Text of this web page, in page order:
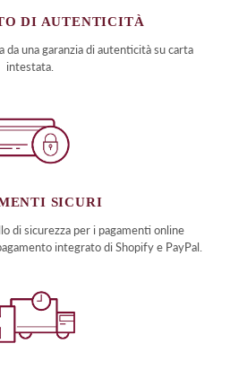
DI AUTENTICITÀ
da una garanzia di autenticità su carta
intestata.
SICURI
di sicurezza per i pagamenti online
integrato di Shopify e PayPal.